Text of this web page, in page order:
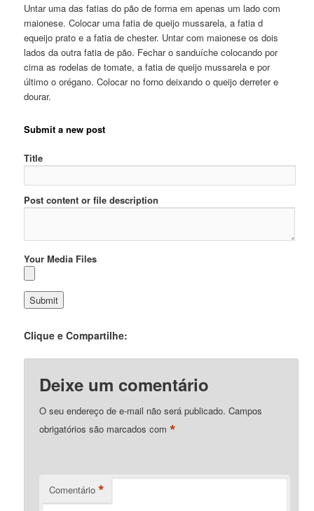
Untar uma das fatias do pão de forma em apenas um lado com
maionese. Colocar uma fatia de queijo mussarela, a fatia d
equeijo prato e a fatia de chester. Untar com maionese os dois
lados da outra fatia de pão. Fechar o sanduíche colocando por
cima as rodelas de tomate, a fatia de queijo mussarela e por
último o orégano. Colocar no forno deixando o queijo derreter e
dourar.
Submit a new post
Title
Post content or file description
Your Media Files
Clique e Compartilhe:
Deixe um comentário
O seu endereço de e-mail não será publicado. Campos
obrigatórios são marcados com*
Comentário *